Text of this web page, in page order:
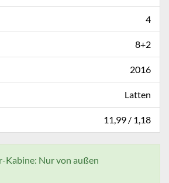
4
8+2
2016
Latten
11,99 / 1,18
Kabine: Nur von außen